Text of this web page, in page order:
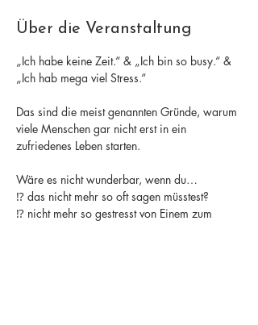
Über die Veranstaltung
„Ich habe keine Zeit.“ & „Ich bin so busy.“ &
„Ich hab mega viel Stress.“
Das sind die meist genannten Gründe, warum
viele Menschen gar nicht erst in ein
zufriedenes Leben starten.
Wäre es nicht wunderbar, wenn du…
⁉️ das nicht mehr so oft sagen müsstest?
⁉️ nicht mehr so gestresst von Einem zum